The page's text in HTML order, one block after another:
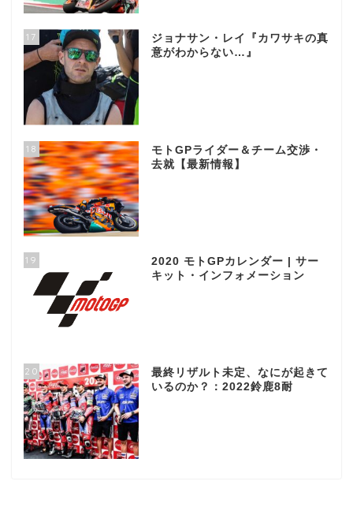
17
ジョナサン・レイ『カワサキの真
意がわからない…』
18
モトGPライダー＆チーム交渉・
去就【最新情報】
19
2020 モトGPカレンダー | サー
キット・インフォメーション
20
最終リザルト未定、なにが起きて
いるのか？：2022鈴鹿8耐